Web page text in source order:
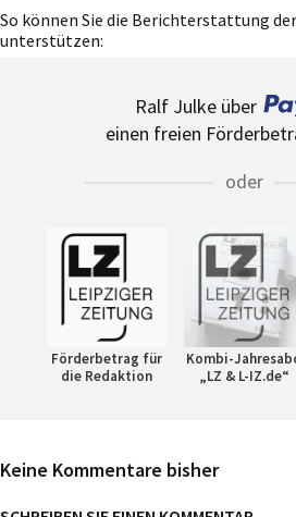
So können Sie die Berichterstattung
unterstützen:
Ralf Julke über
einen freien
oder
Förderbetrag für
die Redaktion
Kombi-
„LZ & L-IZ.de“
Keine Kommentare bisher